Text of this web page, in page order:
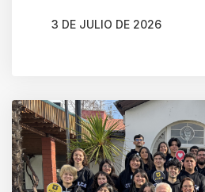
3 DE JULIO DE 2026